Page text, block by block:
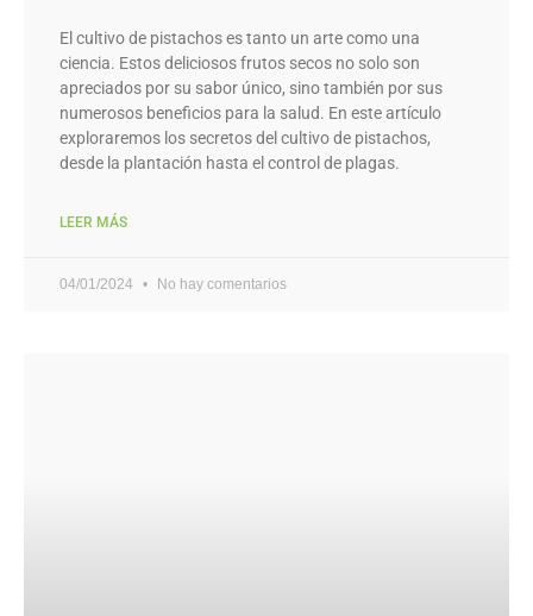
El cultivo de pistachos es tanto un arte como una
ciencia. Estos deliciosos frutos secos no solo son
apreciados por su sabor único, sino también por sus
numerosos beneficios para la salud. En este artículo
exploraremos los secretos del cultivo de pistachos,
desde la plantación hasta el control de plagas.
LEER MÁS
04/01/2024 No hay comentarios